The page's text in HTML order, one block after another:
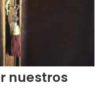
nuestros